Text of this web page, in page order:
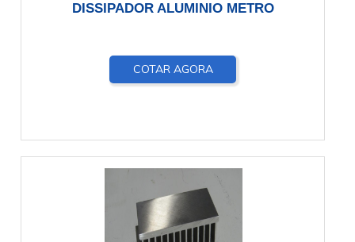
DISSIPADOR ALUMINIO METRO
COTAR AGORA